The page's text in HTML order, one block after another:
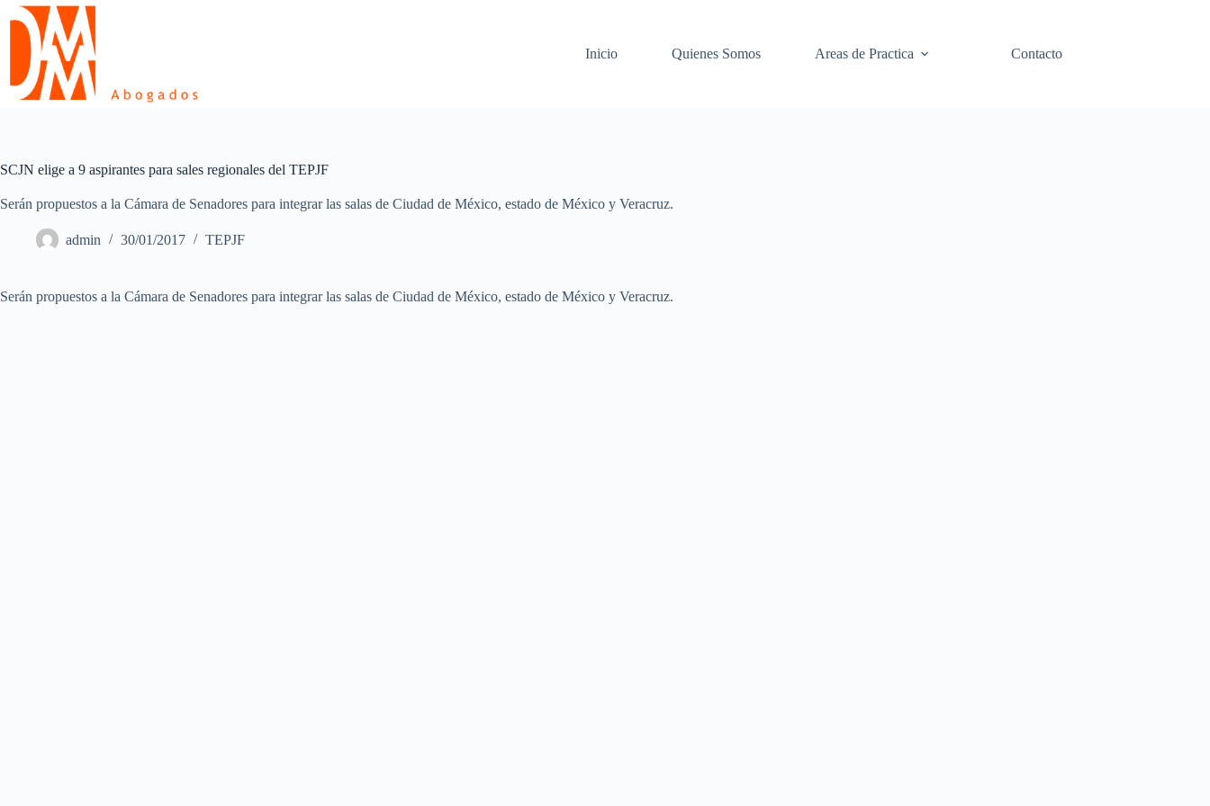
Skip
content
Inicio
Quienes Somos Areas de Practica Contacto
SCJN elige a 9 aspirantes para sales regionales del TEPJF
Serán propuestos a la Cámara de Senadores para integrar las salas de Ciudad de México, estado de México y Veracruz.
admin 30/01/2017 TEPJF
Serán propuestos a la Cámara de Senadores para integrar las salas de Ciudad de México, estado de México y Veracruz.